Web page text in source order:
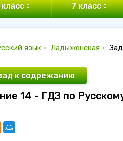
7 класс
язык • Ладыженская •
к содрежанию
14 - ГДЗ по